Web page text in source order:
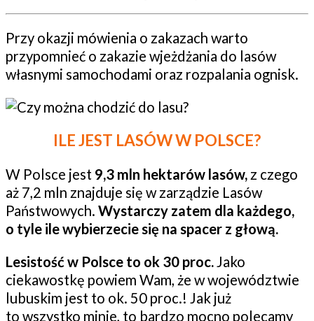
Przy okazji mówienia o zakazach warto
przypomnieć o zakazie wjeżdżania do lasów
własnymi samochodami oraz rozpalania ognisk.
ILE JEST LASÓW W POLSCE?
W Polsce jest 9,3 mln hektarów lasów, z czego
aż 7,2 mln znajduje się w zarządzie Lasów
Państwowych. Wystarczy zatem dla każdego,
o tyle ile wybierzecie się na spacer z głową.
Lesistość w Polsce to ok 30 proc. Jako
ciekawostkę powiem Wam, że w województwie
lubuskim jest to ok. 50 proc.! Jak już
to wszystko minie, to bardzo mocno polecamy